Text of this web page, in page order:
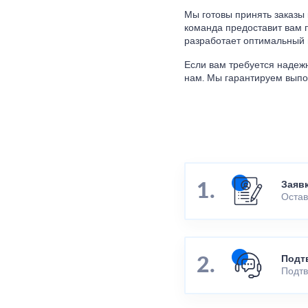
Мы готовы принять
команда предоставит вам
разработает
Если вам требуется
нам. Мы гарантируем